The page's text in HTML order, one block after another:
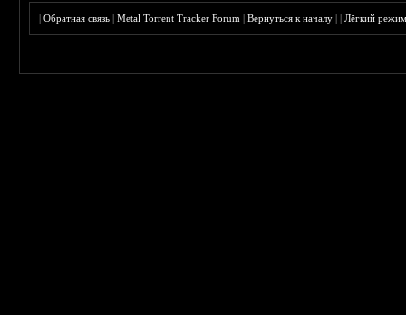
|Обратная связь |Metal Torrent Tracker Forum |Вернуться к началу ||Лёгкий